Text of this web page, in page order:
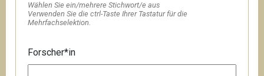
Wählen Sie ein/mehrere Stichwort/e aus
Verwenden Sie die ctrl-Taste Ihrer Tastatur für die
Mehrfachselektion.
Forscher*in